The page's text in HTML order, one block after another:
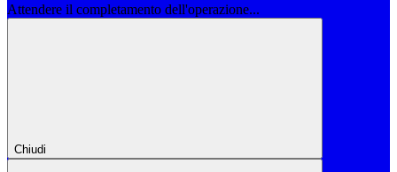
Attendere il completamento dell'operazione...
Chiudi